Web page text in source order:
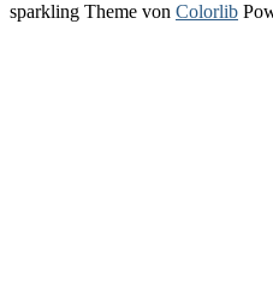
sparkling Theme von Colorlib